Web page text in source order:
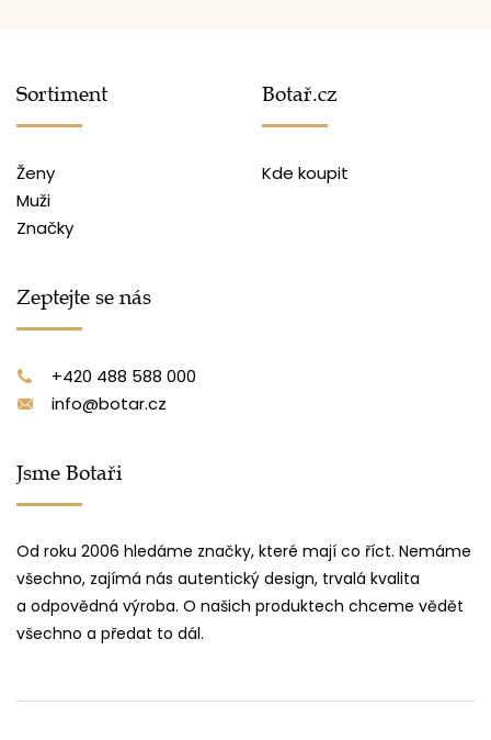
Sortiment
Ženy
Muži
Značky
Botař.cz
Kde koupit
Zeptejte se nás
+420 488 588 000
info@botar.cz
Jsme Botaři
Od roku 2006 hledáme značky, které mají co říct. Nemáme
všechno, zajímá nás autentický design, trvalá kvalita
a odpovědná výroba. O našich produktech chceme vědět
všechno a předat to dál.